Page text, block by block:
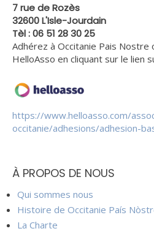
7 rue de Rozès
32600 L'Isle-Jourdain
Tèl : 06 51 28 30 25
Adhérez à Occitanie Pais Nostre
HelloAsso en cliquant sur le lien
https://www.helloasso.com/
occitanie/adhesions/adhesion-
À PROPOS DE NOUS
Qui sommes nous
Histoire de Occitanie País
La Charte